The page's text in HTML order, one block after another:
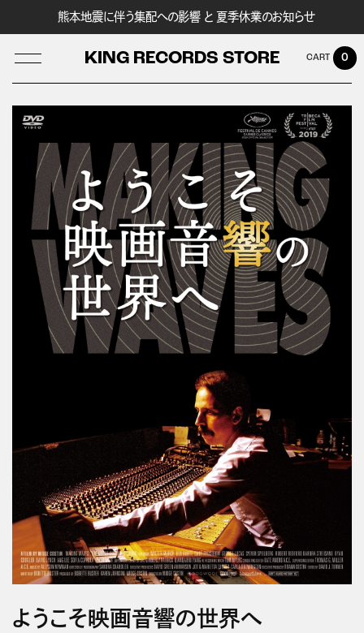
熊本地震に伴う集配への影響 と 夏季休業のお知らせ
KING RECORDS STORE
LOG IN
0
ようこそ映画音響の世界へ